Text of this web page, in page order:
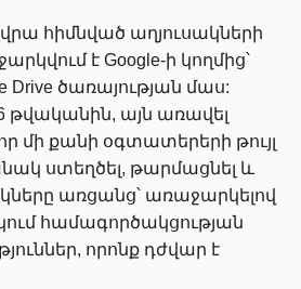
վրա հիմնված աղյուսակների
է Google-ի կողմից՝
Drive ծառայության մաս:
թվականին, այն առավել
մի քանի օգտատերերի թույլ
ստեղծել, թարմացնել և
առցանց՝ առաջարկելով
համագործակցության
որոնք դժվար է